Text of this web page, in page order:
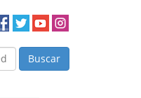
Buscar